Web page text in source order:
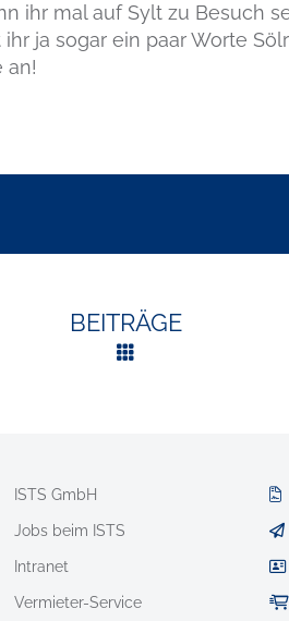
ihr mal auf Sylt zu Besuch
ja sogar ein paar Worte
an!
BEITRÄGE
ISTS GmbH
Jobs beim ISTS
Intranet
Vermieter-Service